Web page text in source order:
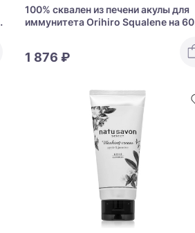
100% сквален из печени акулы для
иммунитета Orihiro Squalene на 60
1 876 ₽